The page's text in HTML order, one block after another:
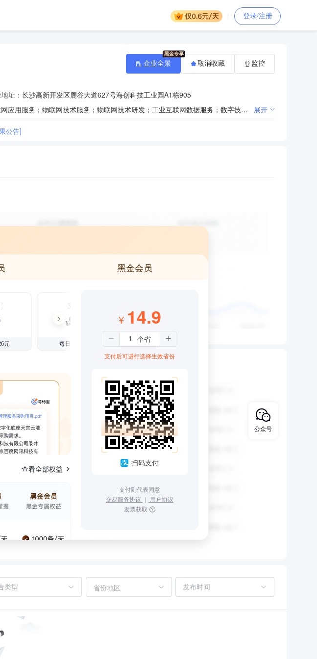
登录/注册
址： 长沙高新开发区麓谷大道627号海创科技工业园A1栋905
一般项目：信息系统集成服务；物联网设备制造；物联网设备销售；物联网应用服务；物联网技术服务；物联网技术研发；工业互联网数据服务；数字技术服务；计算机软硬件及外围设备制造；信息安全设备制造；网络设备制造；通信设备制造；信息安全设备销售；网络设备销售；软件开发；网络技术服务；网络与信息安全软件开发；互联网设备制造；云计算设备制造；互联网设备销售；云计算设备销售；信息技术咨询服务；信息系统运行维护服务；在线能源监测技术研发；在线能源计量技术研发；智能输配电及控制设备销售；节能管理服务；工业自动控制系统装置制造；工业自动控制系统装置销售；技术服务、技术开发、技术咨询、技术交流、技术转让、技术推广；软件外包服务；云计算装备技术服务；软件销售；数据处理和存储支持服务；数据处理服务；数字内容制作服务（不含出版发行）。（除依法须经批准的项目外，凭营业执照依法自主开展经营活动） 展开
公告]
企业全景 取消收藏 监控
黑金会员
元
3个月
¥99
每日仅1.08元
查看全部权益
¥ 14.9
支付后可进行选择生效省份
扫码支付
支付则代表同意
交易服务协议 ｜ 用户协议
发票获取
省份地区
公众号